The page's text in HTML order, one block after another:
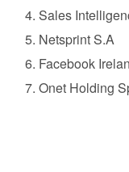
Sales
Netsprint S.A
Facebook
Onet Holding